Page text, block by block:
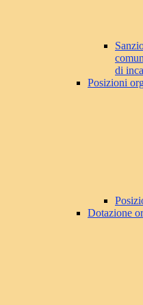
di
Posizioni
Dotazione